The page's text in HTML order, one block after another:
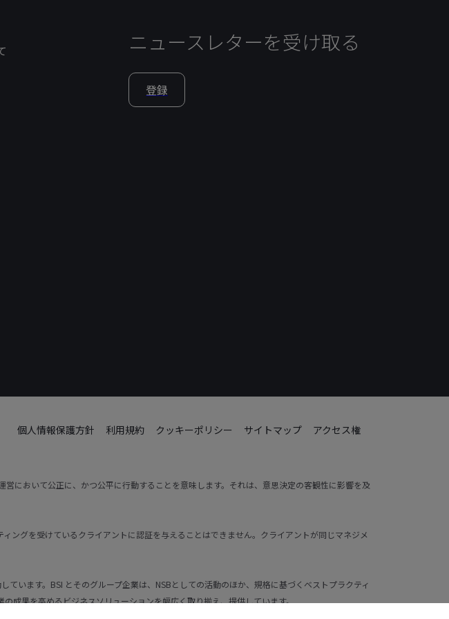
ニュースレターを受け取る
登録
個人情報保護方針 利用規約 クッキーポリシー サイトマップ アクセス権
において公正に、かつ公平に行動することを意味します。それは、意思決定の客観性に影響を及
ングを受けているクライアントに認証を与えることはできません。クライアントが同じマネジメ
います。BSI とそのグループ企業は、NSBとしての活動のほか、規格に基づくベストプラクティ
成果を高めるビジネスソリューションを幅広く取り揃え、提供しています。